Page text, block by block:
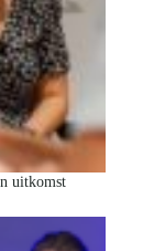
uitkomst